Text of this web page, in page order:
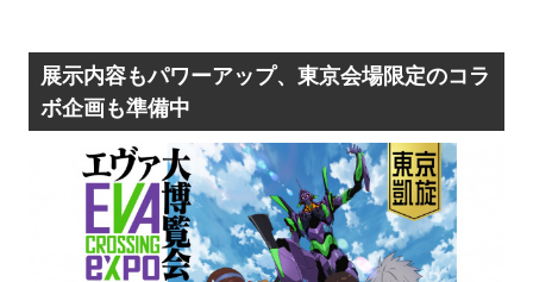
展示内容もパワーアップ、東京会場限定のコラ
ボ企画も準備中